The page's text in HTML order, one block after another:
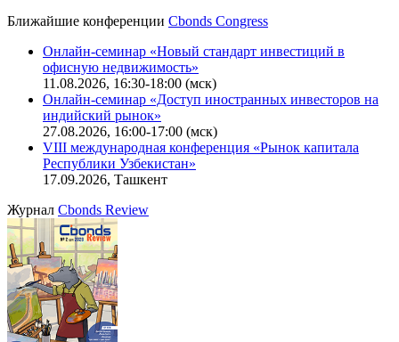
Ближайшие конференции Cbonds Congress
Онлайн-семинар «Новый стандарт инвестиций в
офисную недвижимость»
11.08.2026, 16:30-18:00 (мск)
Онлайн-семинар «Доступ иностранных инвесторов на
индийский рынок»
27.08.2026, 16:00-17:00 (мск)
VIII международная конференция «Рынок капитала
Республики Узбекистан»
17.09.2026, Ташкент
Журнал Cbonds Review